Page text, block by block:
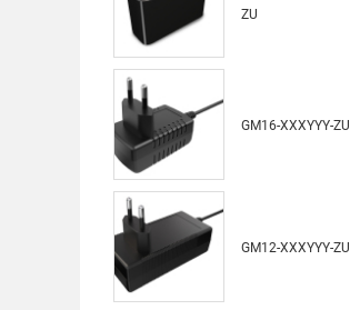
ZU
GM16-XXXYYY-ZU
GM12-XXXYYY-ZU